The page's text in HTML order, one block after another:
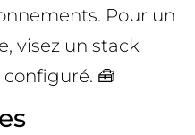
Pour un
visez un stack
🧰